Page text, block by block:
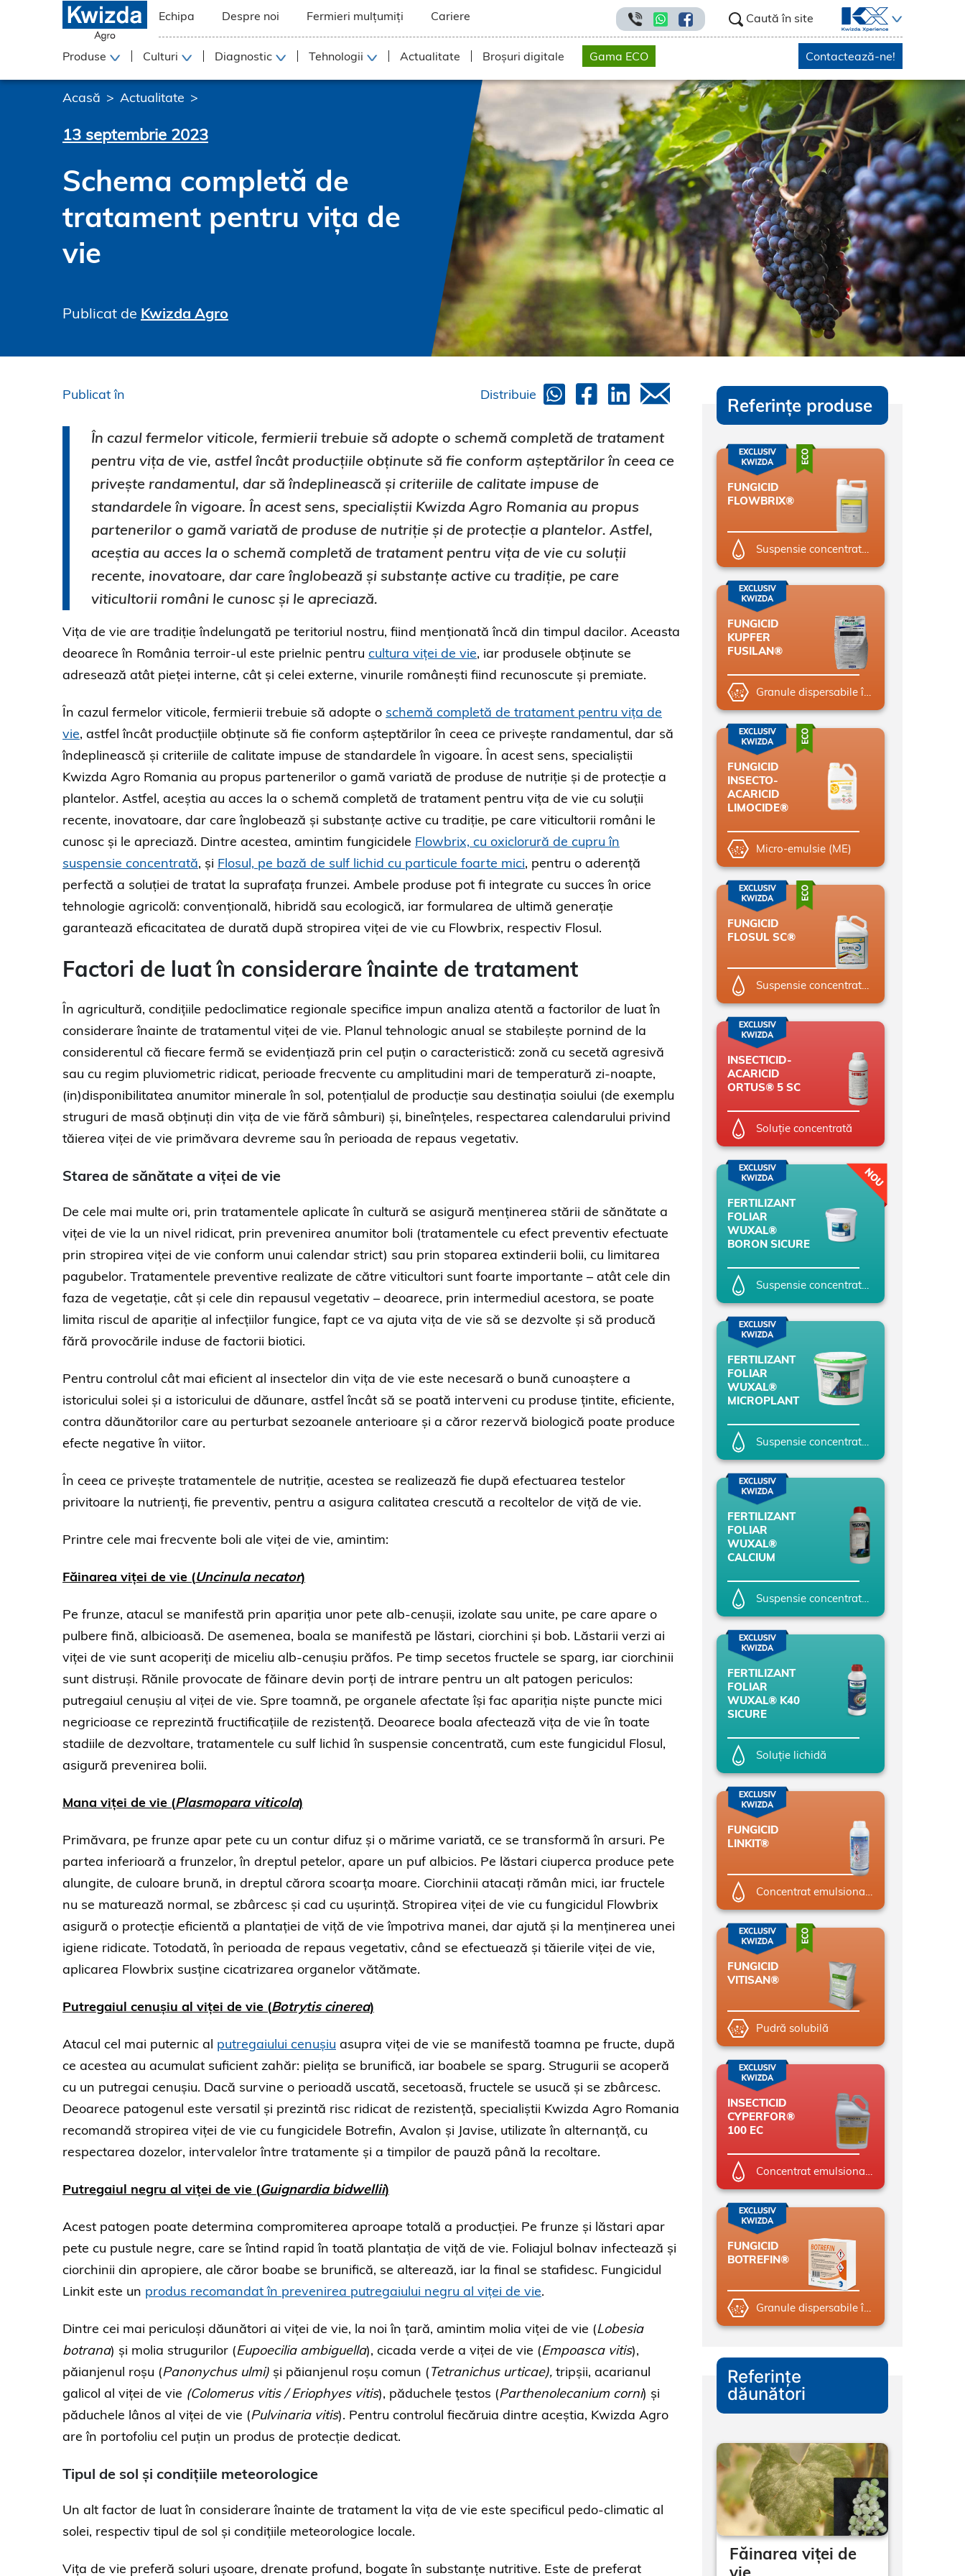
Echipa Despre noi Fermieri mulțumiți Cariere Caută în site
Produse Culturi Diagnostic Tehnologii Actualitate Broșuri digitale Gama ECO Contactează-ne!
Acasă Actualitate
13 septembrie 2023
Schema completă de
tratament pentru vița de
vie
Publicat de Kwizda Agro
Publicat în Distribuie
În cazul fermelor viticole, fermierii trebuie să adopte o schemă completă de tratament
pentru vița de vie, astfel încât producțiile obținute să fie conform așteptărilor în ceea ce
privește randamentul, dar să îndeplinească și criteriile de calitate impuse de
standardele în vigoare. În acest sens, specialiștii Kwizda Agro Romania au propus
partenerilor o gamă variată de produse de nutriție și de protecție a plantelor. Astfel,
aceștia au acces la o schemă completă de tratament pentru vița de vie cu soluții
recente, inovatoare, dar care înglobează și substanțe active cu tradiție, pe care
viticultorii români le cunosc și le apreciază.
Vița de vie are tradiție îndelungată pe teritoriul nostru, fiind menționată încă din timpul dacilor. Aceasta
deoarece în România terroir-ul este prielnic pentru cultura viței de vie, iar produsele obținute se
adresează atât pieței interne, cât și celei externe, vinurile românești fiind recunoscute și premiate.
În cazul fermelor viticole, fermierii trebuie să adopte o schemă completă de tratament pentru vița de
vie, astfel încât producțiile obținute să fie conform așteptărilor în ceea ce privește randamentul, dar să
îndeplinească și criteriile de calitate impuse de standardele în vigoare. În acest sens, specialiștii
Kwizda Agro Romania au propus partenerilor o gamă variată de produse de nutriție și de protecție a
plantelor. Astfel, aceștia au acces la o schemă completă de tratament pentru vița de vie cu soluții
recente, inovatoare, dar care înglobează și substanțe active cu tradiție, pe care viticultorii români le
cunosc și le apreciază. Dintre acestea, amintim fungicidele Flowbrix, cu oxiclorură de cupru în
suspensie concentrată, și Flosul, pe bază de sulf lichid cu particule foarte mici, pentru o aderență
perfectă a soluției de tratat la suprafața frunzei. Ambele produse pot fi integrate cu succes în orice
tehnologie agricolă: convențională, hibridă sau ecologică, iar formularea de ultimă generație
garantează eficacitatea de durată după stropirea viței de vie cu Flowbrix, respectiv Flosul.
Factori de luat în considerare înainte de tratament
În agricultură, condițiile pedoclimatice regionale specifice impun analiza atentă a factorilor de luat în
considerare înainte de tratamentul viței de vie. Planul tehnologic anual se stabilește pornind de la
considerentul că fiecare fermă se evidențiază prin cel puțin o caracteristică: zonă cu secetă agresivă
sau cu regim pluviometric ridicat, perioade frecvente cu amplitudini mari de temperatură zi-noapte,
(in)disponibilitatea anumitor minerale în sol, potențialul de producție sau destinația soiului (de exemplu
struguri de masă obținuți din vița de vie fără sâmburi) și, bineînțeles, respectarea calendarului privind
tăierea viței de vie primăvara devreme sau în perioada de repaus vegetativ.
Starea de sănătate a viței de vie
De cele mai multe ori, prin tratamentele aplicate în cultură se asigură menținerea stării de sănătate a
viței de vie la un nivel ridicat, prin prevenirea anumitor boli (tratamentele cu efect preventiv efectuate
prin stropirea viței de vie conform unui calendar strict) sau prin stoparea extinderii bolii, cu limitarea
pagubelor. Tratamentele preventive realizate de către viticultori sunt foarte importante – atât cele din
faza de vegetație, cât și cele din repausul vegetativ – deoarece, prin intermediul acestora, se poate
limita riscul de apariție al infecțiilor fungice, fapt ce va ajuta vița de vie să se dezvolte și să producă
fără provocările induse de factorii biotici.
Pentru controlul cât mai eficient al insectelor din vița de vie este necesară o bună cunoaștere a
istoricului solei și a istoricului de dăunare, astfel încât să se poată interveni cu produse țintite, eficiente,
contra dăunătorilor care au perturbat sezoanele anterioare și a căror rezervă biologică poate produce
efecte negative în viitor.
În ceea ce privește tratamentele de nutriție, acestea se realizează fie după efectuarea testelor
privitoare la nutrienți, fie preventiv, pentru a asigura calitatea crescută a recoltelor de viță de vie.
Printre cele mai frecvente boli ale viței de vie, amintim:
Făinarea viței de vie (Uncinula necator)
Pe frunze, atacul se manifestă prin apariția unor pete alb-cenușii, izolate sau unite, pe care apare o
pulbere fină, albicioasă. De asemenea, boala se manifestă pe lăstari, ciorchini și bob. Lăstarii verzi ai
viței de vie sunt acoperiți de miceliu alb-cenușiu prăfos. Pe timp secetos fructele se sparg, iar ciorchinii
sunt distruși. Rănile provocate de făinare devin porți de intrare pentru un alt patogen periculos:
putregaiul cenușiu al viței de vie. Spre toamnă, pe organele afectate își fac apariția niște puncte mici
negricioase ce reprezintă fructificațiile de rezistență. Deoarece boala afectează vița de vie în toate
stadiile de dezvoltare, tratamentele cu sulf lichid în suspensie concentrată, cum este fungicidul Flosul,
asigură prevenirea bolii.
Mana viței de vie (Plasmopara viticola)
Primăvara, pe frunze apar pete cu un contur difuz și o mărime variată, ce se transformă în arsuri. Pe
partea inferioară a frunzelor, în dreptul petelor, apare un puf albicios. Pe lăstari ciuperca produce pete
alungite, de culoare brună, in dreptul cărora scoarța moare. Ciorchinii atacați rămân mici, iar fructele
nu se maturează normal, se zbârcesc și cad cu ușurință. Stropirea viței de vie cu fungicidul Flowbrix
asigură o protecție eficientă a plantației de viță de vie împotriva manei, dar ajută și la menținerea unei
igiene ridicate. Totodată, în perioada de repaus vegetativ, când se efectuează și tăierile viței de vie,
aplicarea Flowbrix susține cicatrizarea organelor vătămate.
Putregaiul cenușiu al viței de vie (Botrytis cinerea)
Atacul cel mai puternic al putregaiului cenușiu asupra viței de vie se manifestă toamna pe fructe, după
ce acestea au acumulat suficient zahăr: pielița se brunifică, iar boabele se sparg. Strugurii se acoperă
cu un putregai cenușiu. Dacă survine o perioadă uscată, secetoasă, fructele se usucă și se zbârcesc.
Deoarece patogenul este versatil și prezintă risc ridicat de rezistență, specialiștii Kwizda Agro Romania
recomandă stropirea viței de vie cu fungicidele Botrefin, Avalon și Javise, utilizate în alternanță, cu
respectarea dozelor, intervalelor între tratamente și a timpilor de pauză până la recoltare.
Putregaiul negru al viței de vie (Guignardia bidwellii)
Acest patogen poate determina compromiterea aproape totală a producției. Pe frunze și lăstari apar
pete cu pustule negre, care se întind rapid în toată plantația de viță de vie. Foliajul bolnav infectează și
ciorchinii din apropiere, ale căror boabe se brunifică, se alterează, iar la final se stafidesc. Fungicidul
Linkit este un produs recomandat în prevenirea putregaiului negru al viței de vie.
Dintre cei mai periculoși dăunători ai viței de vie, la noi în țară, amintim molia viței de vie (Lobesia
botrana) și molia strugurilor (Eupoecilia ambiguella), cicada verde a viței de vie (Empoasca vitis),
păianjenul roșu (Panonychus ulmi) și păianjenul roșu comun (Tetranichus urticae), tripșii, acarianul
galicol al viței de vie (Colomerus vitis / Eriophyes vitis), păduchele țestos (Parthenolecanium corni) și
păduchele lânos al viței de vie (Pulvinaria vitis). Pentru controlul fiecăruia dintre aceștia, Kwizda Agro
are în portofoliu cel puțin un produs de protecție dedicat.
Tipul de sol și condițiile meteorologice
Un alt factor de luat în considerare înainte de tratament la vița de vie este specificul pedo-climatic al
solei, respectiv tipul de sol și condițiile meteorologice locale.
Vița de vie preferă soluri ușoare, drenate profund, bogate în substanțe nutritive. Este de preferat
Referințe produse
FUNGICID
FLOWBRIX®
Suspensie concentrată (SC)
FUNGICID
KUPFER
FUSILAN®
Granule dispersabile în apă (WG)
FUNGICID
INSECTO-
ACARICID
LIMOCIDE®
Micro-emulsie (ME)
FUNGICID
FLOSUL SC®
Suspensie concentrată (SC)
INSECTICID-
ACARICID
ORTUS® 5 SC
Soluție concentrată
FERTILIZANT
FOLIAR
WUXAL®
BORON SICURE
Suspensie concentrată (SC)
FERTILIZANT
FOLIAR
WUXAL®
MICROPLANT
Suspensie concentrată (SC)
FERTILIZANT
FOLIAR
WUXAL®
CALCIUM
Suspensie concentrată (SC)
FERTILIZANT
FOLIAR
WUXAL® K40
SICURE
Soluție lichidă
FUNGICID
LINKIT®
Concentrat emulsionabil (EC)
FUNGICID
VITISAN®
Pudră solubilă
INSECTICID
CYPERFOR®
100 EC
Concentrat emulsionabil (EC)
FUNGICID
BOTREFIN®
Granule dispersabile în apă (WG)
Referințe
dăunători
Făinarea viței de